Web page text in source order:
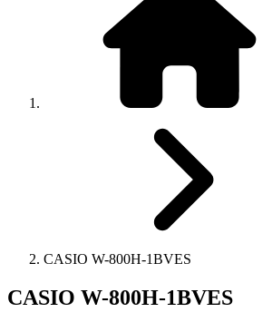
CASIO W-800H-1BVES
CASIO W-800H-1BVES